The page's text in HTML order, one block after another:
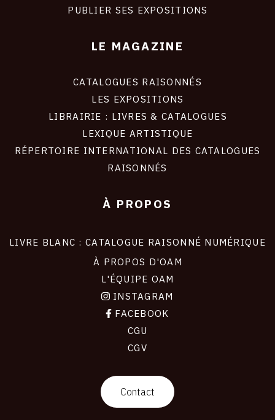
PUBLIER SES EXPOSITIONS
LE MAGAZINE
CATALOGUES RAISONNÉS
LES EXPOSITIONS
LIBRAIRIE : LIVRES & CATALOGUES
LEXIQUE ARTISTIQUE
RÉPERTOIRE INTERNATIONAL DES CATALOGUES
RAISONNÉS
À PROPOS
LIVRE BLANC : CATALOGUE RAISONNÉ NUMÉRIQUE
À PROPOS D'OAM
L'ÉQUIPE OAM
INSTAGRAM
FACEBOOK
CGU
CGV
Contact